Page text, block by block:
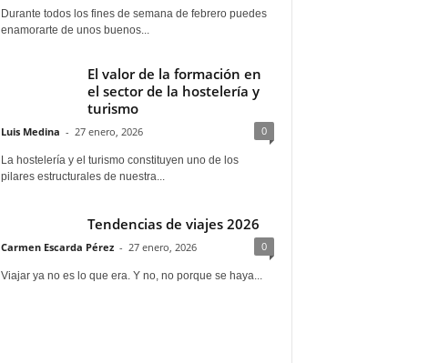
Durante todos los fines de semana de febrero puedes
enamorarte de unos buenos...
El valor de la formación en
el sector de la hostelería y
turismo
Luis Medina - 27 enero, 2026 0
La hostelería y el turismo constituyen uno de los
pilares estructurales de nuestra...
Tendencias de viajes 2026
Carmen Escarda Pérez - 27 enero, 2026 0
Viajar ya no es lo que era. Y no, no porque se haya...